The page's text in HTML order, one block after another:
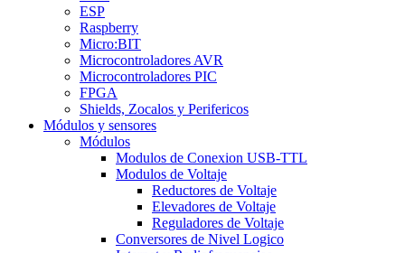
ESP
Raspberry
Micro:BIT
Microcontroladores AVR
Microcontroladores PIC
FPGA
Shields, Zocalos y Perifericos
Módulos y sensores
Módulos
Modulos de Conexion USB-TTL
Modulos de Voltaje
Reductores de Voltaje
Elevadores de Voltaje
Reguladores de Voltaje
Conversores de Nivel Logico